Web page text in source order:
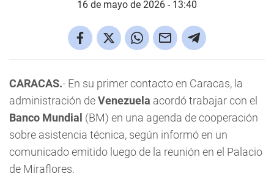
16 de mayo de 2026 - 13:40
CARACAS.- En su primer contacto en Caracas, la
administración deVenezuela acordó trabajar con el
Banco Mundial (BM) en una agenda de cooperación
sobre asistencia técnica, según informó en un
comunicado emitido luego de la reunión en el Palacio
de Miraflores.